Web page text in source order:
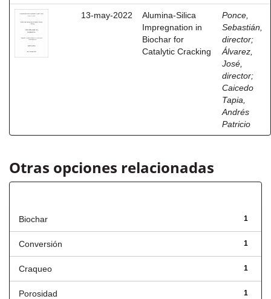
13-may-2022
Alumina-Silica
Impregnation in
Biochar for
Catalytic Cracking
Ponce,
Sebastián,
director;
Álvarez,
José,
director;
Caicedo
Tapia,
Andrés
Patricio
Otras opciones relacionadas
1
Biochar
1
Conversión
1
Craqueo
1
Porosidad